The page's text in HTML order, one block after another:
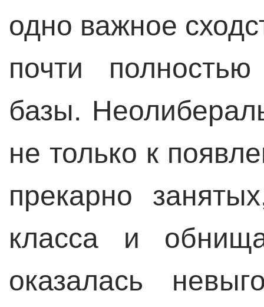
одно важное
почти
базы.
не только к
прекарно
класса и
оказалась